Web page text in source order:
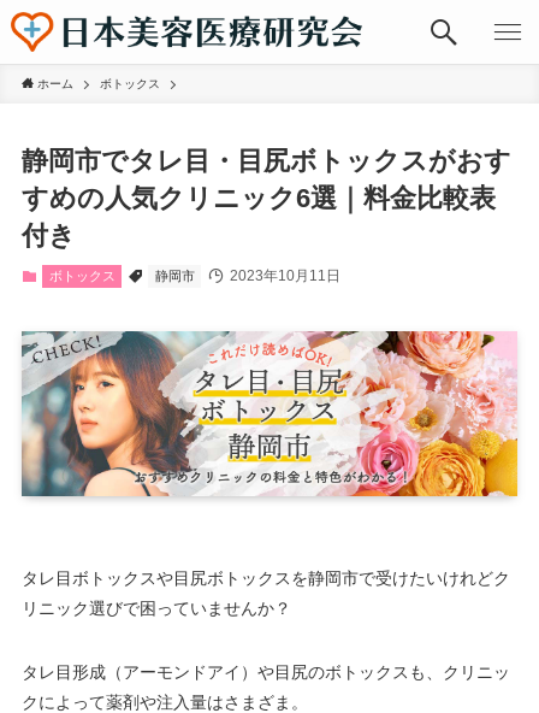
ホーム ボトックス
静岡市でタレ目・目尻ボトックスがおす
すめの人気クリニック6選｜料金比較表
付き
ボトックス 静岡市 2023年10月11日
タレ目ボトックスや目尻ボトックスを静岡市で受けたいけれどク
リニック選びで困っていませんか？
タレ目形成（アーモンドアイ）や目尻のボトックスも、クリニッ
クによって薬剤や注入量はさまざま。